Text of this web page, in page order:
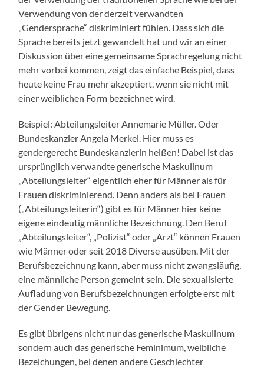
Verwendung von der derzeit verwandten
„Gendersprache“ diskriminiert fühlen. Dass sich die
Sprache bereits jetzt gewandelt hat und wir an einer
Diskussion über eine gemeinsame Sprachregelung nicht
mehr vorbei kommen, zeigt das einfache Beispiel, dass
heute keine Frau mehr akzeptiert, wenn sie nicht mit
einer weiblichen Form bezeichnet wird.
Beispiel: Abteilungsleiter Annemarie Müller. Oder
Bundeskanzler Angela Merkel. Hier muss es
gendergerecht Bundeskanzlerin heißen! Dabei ist das
ursprünglich verwandte generische Maskulinum
„Abteilungsleiter“ eigentlich eher für Männer als für
Frauen diskriminierend. Denn anders als bei Frauen
(„Abteilungsleiterin“) gibt es für Männer hier keine
eigene eindeutig männliche Bezeichnung. Den Beruf
„Abteilungsleiter“, „Polizist“ oder „Arzt“ können Frauen
wie Männer oder seit 2018 Diverse ausüben. Mit der
Berufsbezeichnung kann, aber muss nicht zwangsläufig,
eine männliche Person gemeint sein. Die sexualisierte
Aufladung von Berufsbezeichnungen erfolgte erst mit
der Gender Bewegung.
Es gibt übrigens nicht nur das generische Maskulinum
sondern auch das generische Feminimum, weibliche
Bezeichungen, bei denen andere Geschlechter